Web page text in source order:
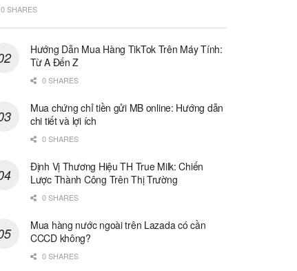
0 SHARES
Hướng Dẫn Mua Hàng TikTok Trên Máy Tính:
Từ A Đến Z
0 SHARES
Mua chứng chỉ tiền gửi MB online: Hướng dẫn
chi tiết và lợi ích
0 SHARES
Định Vị Thương Hiệu TH True Milk: Chiến
Lược Thành Công Trên Thị Trường
0 SHARES
Mua hàng nước ngoài trên Lazada có cần
CCCD không?
0 SHARES